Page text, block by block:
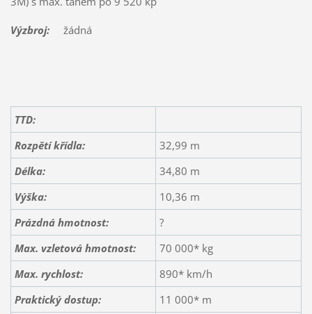
Výzbroj:žádná
TTD:
Rozpětí křídla:
32,99 m
Délka:
34,80 m
Výška:
10,36 m
Prázdná hmotnost:
?
Max. vzletová hmotnost:
70 000* kg
Max. rychlost:
890* km/h
Praktický dostup:
11 000* m